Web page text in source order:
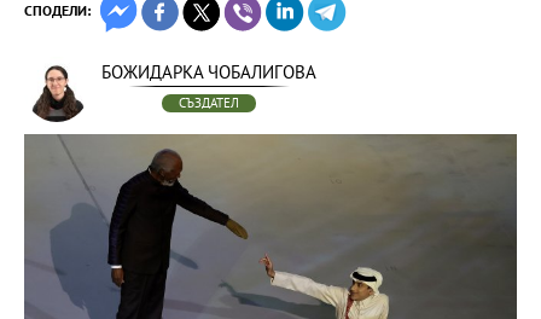
СПОДЕЛИ:
БОЖИДАРКА ЧОБАЛИГОВА
СЪЗДАТЕЛ